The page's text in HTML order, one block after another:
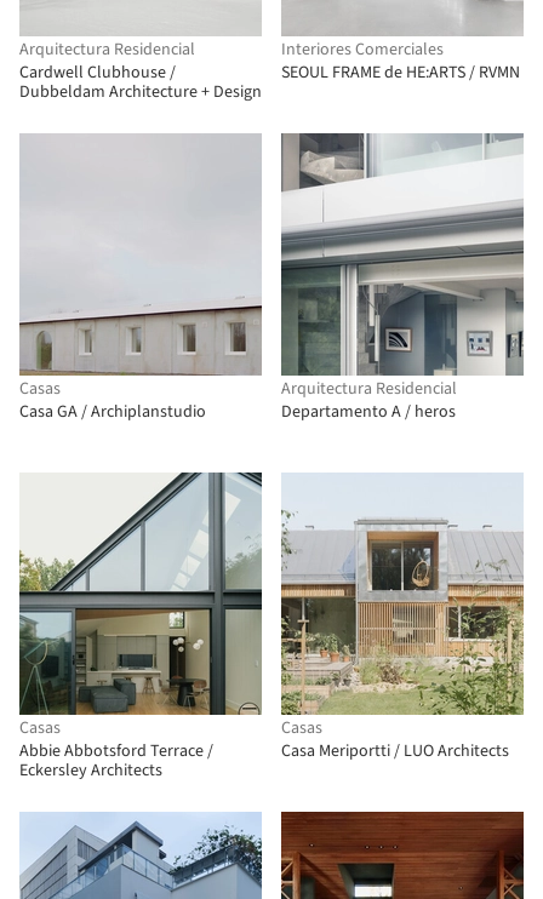
Arquitectura Residencial
Cardwell Clubhouse /
Dubbeldam Architecture + Design
Interiores Comerciales
SEOUL FRAME de HE:ARTS / RVMN
Casas
Casa GA / Archiplanstudio
Arquitectura Residencial
Departamento A / heros
Casas
Abbie Abbotsford Terrace /
Eckersley Architects
Casas
Casa Meriportti / LUO Architects